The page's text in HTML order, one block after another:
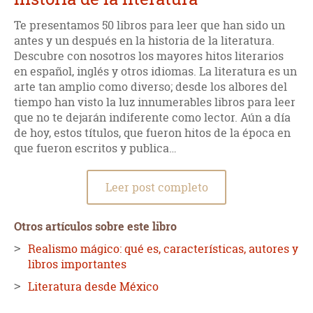
explicativas como para meterte en la historia.
Los personajes son, sin duda alguna, una de las cosas más
logradas de todo el libro. Todos ellos, independientemente del
peso que tengan en la trama, están construidos de manera
muy sólida y resultan coherentes y verosímiles. Y eso
incluye a los tres protagonistas: Juan Preciado, un hombre
que va en busca de su padre; Pedro Páramo, padre del
anterior y cacique del lugar y Comala, el enigmático pueblo
donde transcurre toda la historia.
La historia de Pedro Páramo es bastante simple en la forma
situado en México. A este lugar, antes próspero y rico, ahora
deshabitado y desolado, es donde llega Juan Preciado para
cumplir la promesa que le hizo a su madre muerta, de ir a su
pueblo y enfrentarse a su padre. Desde su llegada, el
escenario y la gente se torna enigmática y confusa. De tal
forma que al final, no sabes que es verdad ni que es mentira, o
que puede ser real o producto de la locura. Mientras que
Preciado se descompone, el libro nos desvela el destino de
Te presentamos 50 libros para leer que han sido un
antes y un después en la historia de la literatura.
Descubre con nosotros los mayores hitos literarios
en español, inglés y otros idiomas. La literatura es un
arte tan amplio como diverso; desde los albores del
tiempo han visto la luz innumerables libros para leer
que no te dejarán indiferente como lector. Aún a día
de hoy, estos títulos, que fueron hitos de la época en
que fueron escritos y publica…
Leer post completo
Otros artículos sobre este libro
Realismo mágico: qué es, características, autores y
libros importantes
Literatura desde México